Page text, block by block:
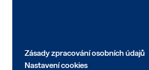
Zásady zpracování osobních údajů
Nastavení cookies